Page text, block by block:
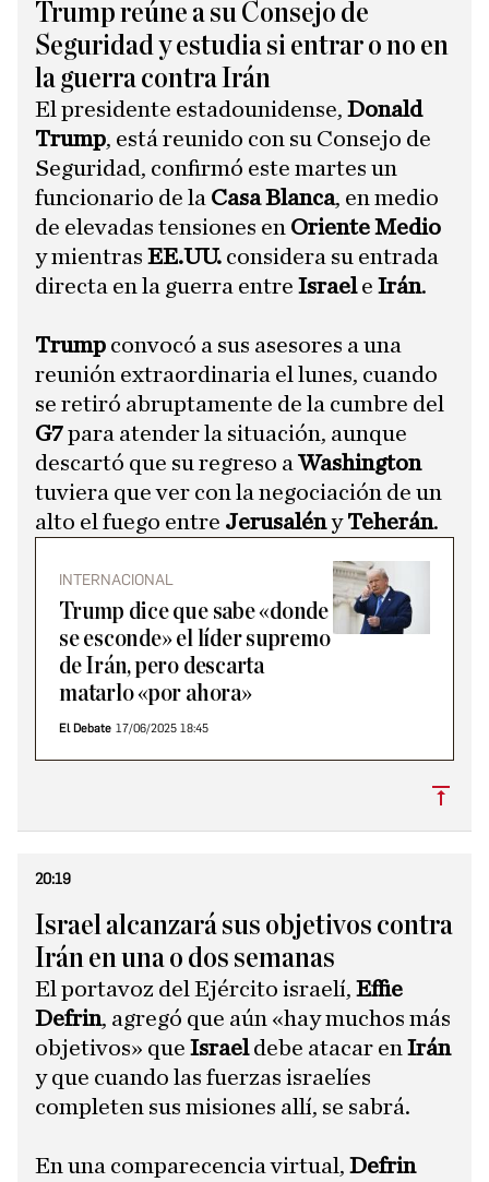
Trump reúne a su Consejo de
Seguridad y estudia si entrar o no en
la guerra contra Irán
El presidente estadounidense, Donald
Trump, está reunido con su Consejo de
Seguridad, confirmó este martes un
funcionario de la Casa Blanca, en medio
de elevadas tensiones en Oriente Medio
y mientras EE.UU. considera su entrada
directa en la guerra entre Israele Irán.
Trump convocó a sus asesores a una
reunión extraordinaria el lunes, cuando
se retiró abruptamente de la cumbre del
G7para atender la situación, aunque
descartó que su regreso a Washington
tuviera que ver con la negociación de un
alto el fuego entre JerusalényTeherán.
INTERNACIONAL
Trump dice que sabe «donde
se esconde» el líder supremo
de Irán, pero descarta
matarlo «por ahora»
El Debate 17/06/2025 18:45
20:19
Israel alcanzará sus objetivos contra
Irán en una o dos semanas
El portavoz del Ejército israelí, Effie
Defrin, agregó que aún «hay muchos más
objetivos» que Israeldebe atacar en Irán
y que cuando las fuerzas israelíes
completen sus misiones allí, se sabrá.
En una comparecencia virtual, Defrin